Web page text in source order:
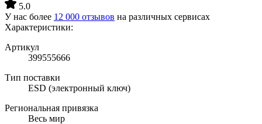
5.0
У нас более 12 000 отзывов на различных сервисах
Характеристики:
Артикул
399555666
Тип поставки
ESD (электронный ключ)
Региональная привязка
Весь мир